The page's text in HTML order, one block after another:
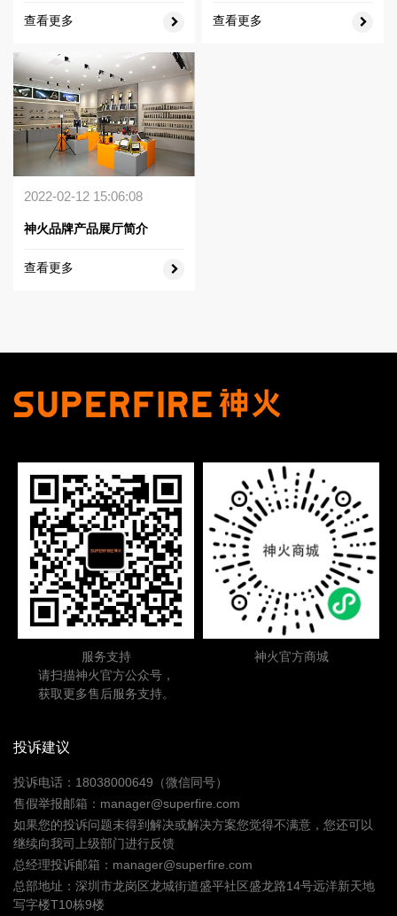
查看更多 查看更多
2022-02-12 15:06:08
神火品牌产品展厅简介
查看更多
服务支持
请扫描神火官方公众号，
获取更多售后服务支持。
神火官方商城
投诉建议
投诉电话：18038000649（微信同号）
售假举报邮箱：manager@superfire.com
如果您的投诉问题未得到解决或解决方案您觉得不满意，您还可以
继续向我司上级部门进行反馈
总经理投诉邮箱：manager@superfire.com
总部地址：深圳市龙岗区龙城街道盛平社区盛龙路14号远洋新天地
写字楼T10栋9楼